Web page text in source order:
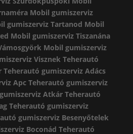
Mobil gumiszerviz
gumiszerviz Tartanod Mobil
Mobil gumiszerviz Tiszanána
Mobil gumiszerviz
Visznek Teherautó
Teherautó gumiszerviz Adács
Apc Teherautó gumiszerviz
Atkár Teherautó
Teherautó gumiszerviz
gumiszerviz Besenyőtelek
Boconád Teherautó